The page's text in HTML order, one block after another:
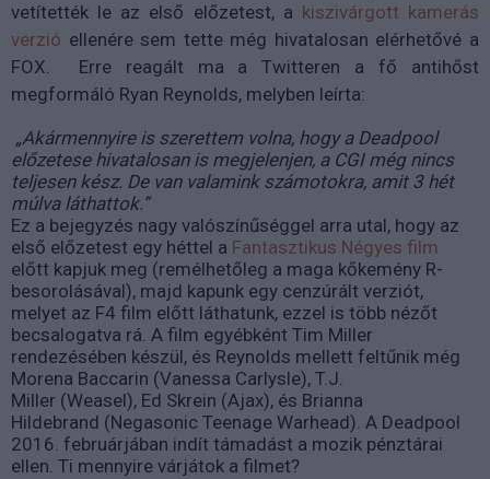
vetítették le az első előzetest, a kiszivárgott kamerás
verzió ellenére sem tette még hivatalosan elérhetővé a
FOX. Erre reagált ma a Twitteren a fő antihőst
megformáló Ryan Reynolds, melyben leírta:
„Akármennyire is szerettem volna, hogy a Deadpool
előzetese hivatalosan is megjelenjen, a CGI még nincs
teljesen kész. De van valamink számotokra, amit 3 hét
múlva láthattok.”
Ez a bejegyzés nagy valószínűséggel arra utal, hogy az
első előzetest egy héttel a Fantasztikus Négyes film
előtt kapjuk meg (remélhetőleg a maga kőkemény R-
besorolásával), majd kapunk egy cenzúrált verziót,
melyet az F4 film előtt láthatunk, ezzel is több nézőt
becsalogatva rá. A film egyébként Tim Miller
rendezésében készül, és Reynolds mellett feltűnik még
Morena Baccarin (Vanessa Carlysle), T.J.
Miller (Weasel), Ed Skrein (Ajax), és Brianna
Hildebrand (Negasonic Teenage Warhead). A Deadpool
2016. februárjában indít támadást a mozik pénztárai
ellen. Ti mennyire várjátok a filmet?